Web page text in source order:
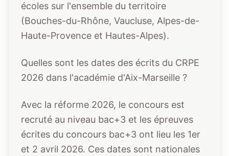
écoles sur l'ensemble du territoire
(Bouches-du-Rhône, Vaucluse, Alpes-de-
Haute-Provence et Hautes-Alpes).
Quelles sont les dates des écrits du CRPE
2026 dans l'académie d'Aix-Marseille ?
Avec la réforme 2026, le concours est
recruté au niveau bac+3 et les épreuves
écrites du concours bac+3 ont lieu les 1er
et 2 avril 2026. Ces dates sont nationales